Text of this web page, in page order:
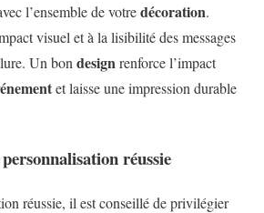
l’ensemble de votredécoration.
visuel et à la lisibilité des messages
Un bondesignrenforce l’impact
et laisse une impression durable
réussie
réussie, il est conseillé de privilégier